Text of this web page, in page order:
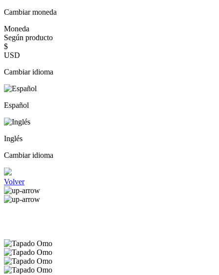
Cambiar moneda
Moneda
Según producto
$
USD
Cambiar idioma
Español
Inglés
Cambiar idioma
Volver